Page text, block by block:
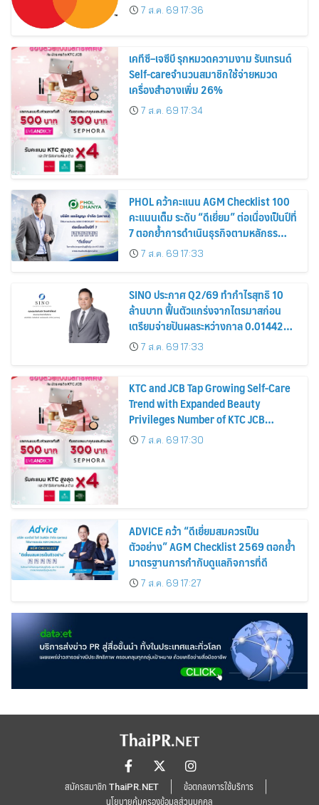
7 ส.ค. 69 17:36
เคทีซี–เจซีบี รุกหมวดความงาม รับเทรนด์
Self-careจำนวนสมาชิกใช้จ่ายหมวด
เครื่องสำอางเพิ่ม 26%
7 ส.ค. 69 17:34
PHOL คว้าคะแนน AGM Checklist 100
คะแนนเต็ม ระดับ “ดีเยี่ยม” ต่อเนื่องเป็นปีที่
7 ตอกย้ำการดำเนินธุรกิจตามหลักธร
รมาภิบาล โปร่งใส สร้างความเชื่อมั่นผู้ถือ
หุ้น
7 ส.ค. 69 17:33
SINO ประกาศ Q2/69 ทำกำไรสุทธิ 10
ล้านบาท ฟื้นตัวแกร่งจากไตรมาสก่อน
เตรียมจ่ายปันผลระหว่างกาล 0.014423
บาทต่อหุ้น ครึ่งปีหลังมุ่งเติบโตต่อเนื่อง
7 ส.ค. 69 17:33
KTC and JCB Tap Growing Self-Care
Trend with Expanded Beauty
Privileges Number of KTC JCB
Cardmembers Spending on
Cosmetics Rises 26%
7 ส.ค. 69 17:30
ADVICE คว้า “ดีเยี่ยมสมควรเป็น
ตัวอย่าง” AGM Checklist 2569 ตอกย้ำ
มาตรฐานการกำกับดูแลกิจการที่ดี
7 ส.ค. 69 17:27
สมัครสมาชิก ThaiPR.NET
ข้อตกลงการใช้บริการ
นโยบายคุ้มครองข้อมูลส่วนบุคคล